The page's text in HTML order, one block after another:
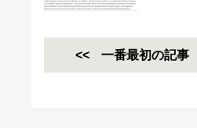
一番最初の記事